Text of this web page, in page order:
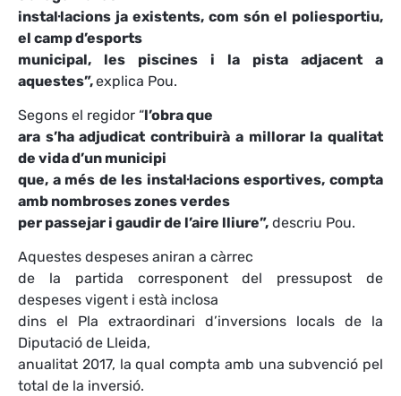
instal·lacions ja existents, com són el poliesportiu,
el camp d’esports
municipal, les piscines i la pista adjacent a
aquestes”,explica Pou.
Segons el regidor “l’obra que
ara s’ha adjudicat contribuirà a millorar la qualitat
de vida d’un municipi
que, a més de les instal·lacions esportives, compta
amb nombroses zones verdes
per passejar i gaudir de l’aire lliure”, descriu Pou.
Aquestes despeses aniran a càrrec
de la partida corresponent del pressupost de
despeses vigent i està inclosa
dins el Pla extraordinari d’inversions locals de la
Diputació de Lleida,
anualitat 2017, la qual compta amb una subvenció pel
total de la inversió.